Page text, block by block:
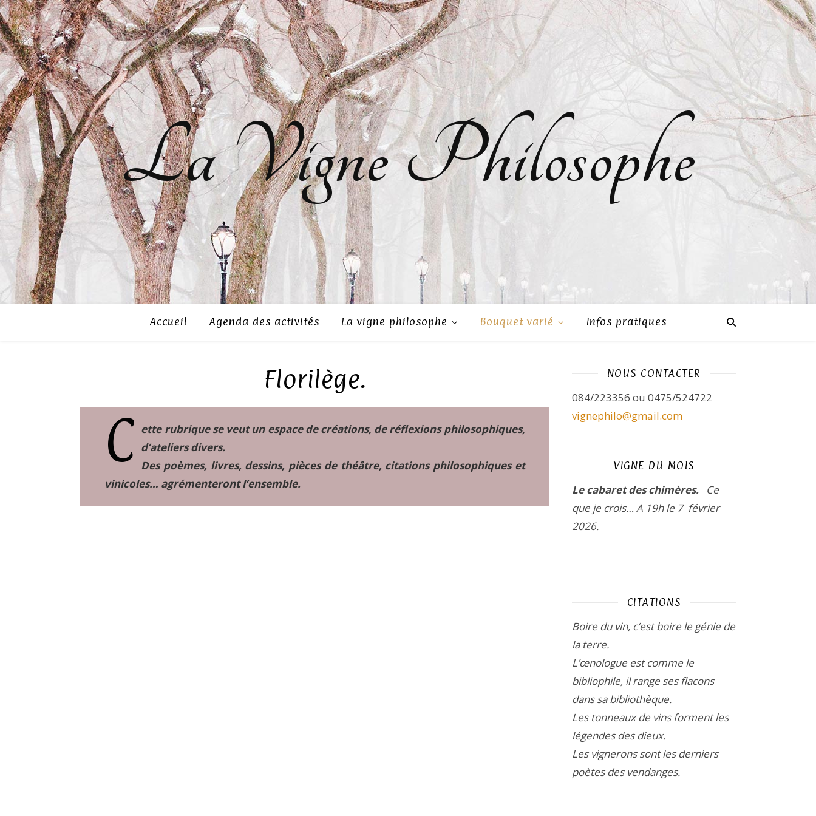
La Vigne Philosophe
Accueil Agenda des activités La vigne philosophe Bouquet varié Infos pratiques
Florilège.
C ette rubrique se veut un espace de créations, de réflexions philosophiques,
d’ateliers divers.
Des poèmes, livres, dessins, pièces de théâtre, citations philosophiques et
vinicoles… agrémenteront l’ensemble.
NOUS CONTACTER
084/223356 ou 0475/524722
vignephilo@gmail.com
VIGNE DU MOIS
Le cabaret des chimères. Ce
que je crois…A 19h le 7 février
2026.
CITATIONS
Boire du vin, c’est boire le génie de
la terre.
L’œnologue est comme le
bibliophile, il range ses flacons
dans sa bibliothèque.
Les tonneaux de vins forment les
légendes des dieux.
Les vignerons sont les derniers
poètes des vendanges.